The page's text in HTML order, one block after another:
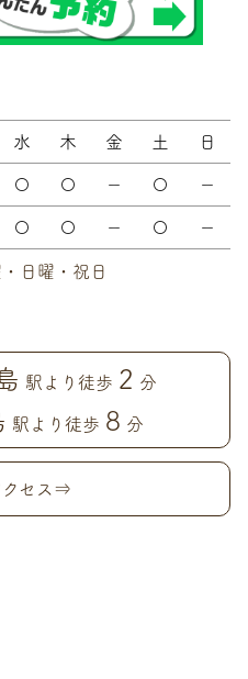
水 木 金 土 日
〇 〇 － 〇 －
〇 〇 － 〇 －
・日曜・祝日
駅より徒歩 2 分
駅より徒歩 8 分
クセス⇒